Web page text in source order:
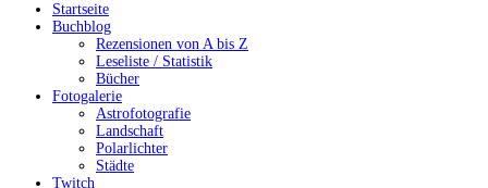
Startseite
Buchblog
Rezensionen von A bis Z
Leseliste / Statistik
Bücher
Fotogalerie
Astrofotografie
Landschaft
Polarlichter
Städte
Twitch